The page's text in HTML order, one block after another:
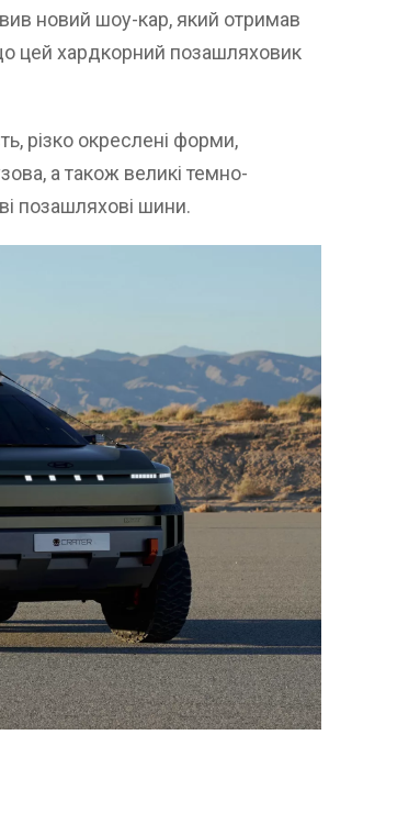
новий шоу-кар, який отримав
цей хардкорний позашляховик
різко окреслені форми,
а також великі темно-
позашляхові шини.